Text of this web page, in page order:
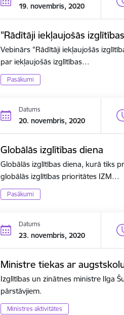
19. novembris, 2020
"Rādītāji iekļaujošās
Vebinārs "Rādītāji iekļaujošās
par iekļaujošās izglītības…
Pasākumi
Datums
20. novembris, 2020
Globālās izglītības diena
Globālās izglītības diena, kurā tiks
globālās izglītības prioritātes IZM…
Pasākumi
Datums
23. novembris, 2020
Ministre tiekas ar
Izglītības un zinātnes ministre Ilga
pārstāvjiem.
Ministres aktivitātes